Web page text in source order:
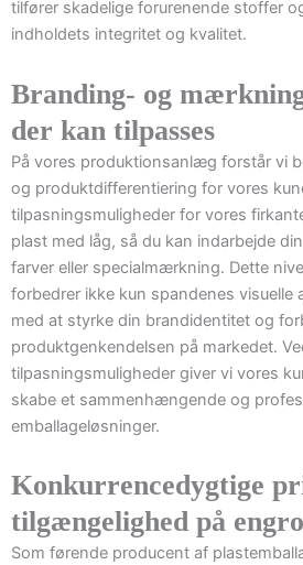
tilfører skadelige forurenende stoffer
indholdets integritet og kvalitet.
Branding- og
der kan tilpasses
På vores produktionsanlæg forstår vi
og produktdifferentiering for vores
tilpasningsmuligheder for vores
plast med låg, så du kan indarbejde
farver eller specialmærkning. Dette
forbedrer ikke kun spandenes visuelle
med at styrke din brandidentitet og
produktgenkendelsen på markedet.
tilpasningsmuligheder giver vi vores
skabe et sammenhængende og
emballageløsninger.
Konkurrencedygtige
tilgængelighed på
Som førende producent af